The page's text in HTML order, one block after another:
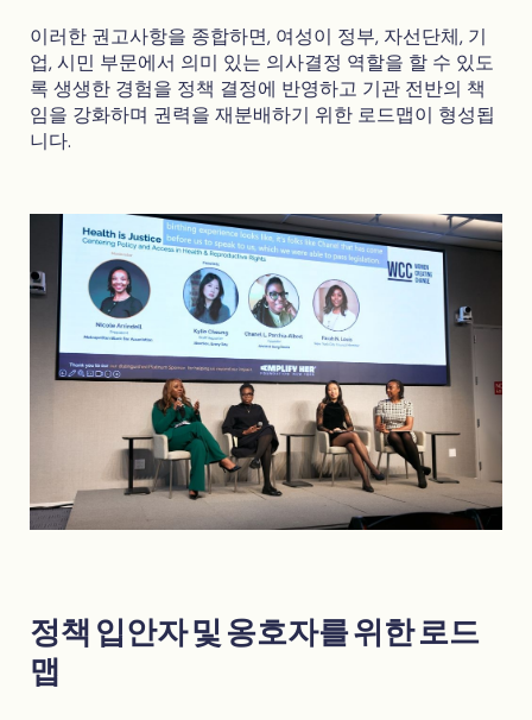
이러한 권고사항을 종합하면, 여성이 정부, 자선단체, 기
업, 시민 부문에서 의미 있는 의사결정 역할을 할 수 있도
록 생생한 경험을 정책 결정에 반영하고 기관 전반의 책
임을 강화하며 권력을 재분배하기 위한 로드맵이 형성됩
니다.
정책 입안자 및 옹호자를 위한 로드
맵